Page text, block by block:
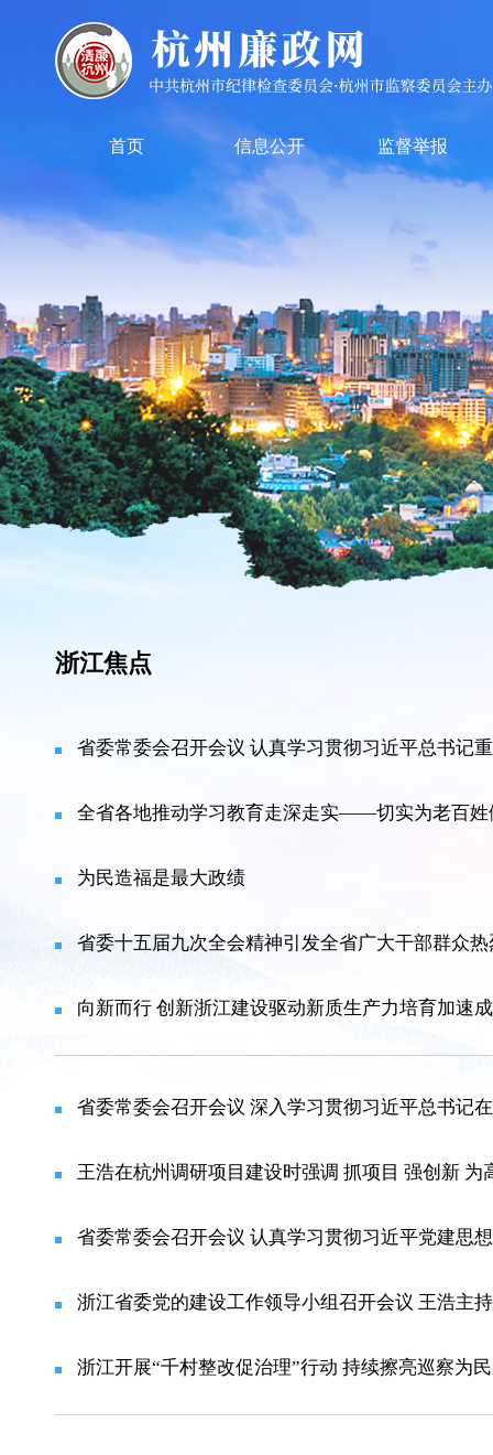
首页 信息公开 监督举报
浙江焦点
省委常委会召开会议 认真学习贯彻习近平总书记
全省各地推动学习教育走深走实——切实为老百姓
为民造福是最大政绩
省委十五届九次全会精神引发全省广大干部群众
向新而行 创新浙江建设驱动新质生产力培育加速
王浩在杭州调研项目建设时强调 抓项目 强创新 为
浙江省委党的建设工作领导小组召开会议 王浩主
浙江开展“千村整改促治理”行动 持续擦亮巡察为